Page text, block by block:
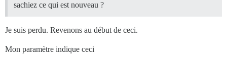
sachiez ce qui est nouveau ?
Je suis perdu. Revenons au début de ceci.
Mon paramètre indique ceci